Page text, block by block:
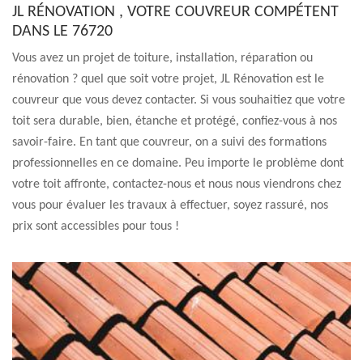
JL RÉNOVATION , VOTRE COUVREUR COMPÉTENT
DANS LE 76720
Vous avez un projet de toiture, installation, réparation ou
rénovation ? quel que soit votre projet, JL Rénovation est le
couvreur que vous devez contacter. Si vous souhaitiez que votre
toit sera durable, bien, étanche et protégé, confiez-vous à nos
savoir-faire. En tant que couvreur, on a suivi des formations
professionnelles en ce domaine. Peu importe le problème dont
votre toit affronte, contactez-nous et nous nous viendrons chez
vous pour évaluer les travaux à effectuer, soyez rassuré, nos
prix sont accessibles pour tous !